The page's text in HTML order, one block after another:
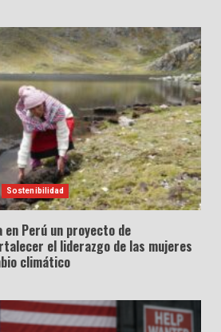
Sostenibilidad
en Perú un proyecto de
el liderazgo de las mujeres
climático